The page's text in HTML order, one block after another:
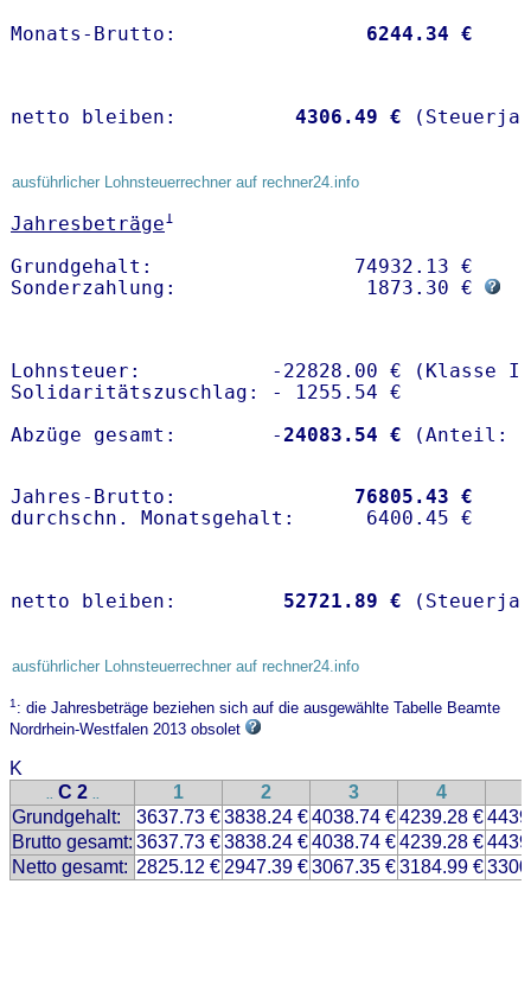
Monats-Brutto: 6244.34 €
netto bleiben: 4306.49 €
ausführlicher Lohnsteuerrechner auf rechner24.info
Jahresbeträge1
Grundgehalt:                 74932.13 €
Sonderzahlung:                1873.30 €
Lohnsteuer:           -22828.00 € (Klasse I)
Solidaritätszuschlag: - 1255.54 €
Abzüge gesamt:        -24083.54 €
Jahres-Brutto: 76805.43 €
netto bleiben: 52721.89 €
ausführlicher Lohnsteuerrechner auf rechner24.info
1: die Jahresbeträge beziehen sich auf die ausgewählte Tabelle Beamte
Nordrhein-Westfalen 2013 obsolet
K
.. C 2 .. 1 2 3 4
Grundgehalt:
3637.73 €3838.24 €4038.74 €4239.28 €
Brutto gesamt: 3637.73 €3838.24 €4038.74 €4239.28 €
Netto gesamt: 2825.12 € 2947.39 €3067.35 €3184.99 €